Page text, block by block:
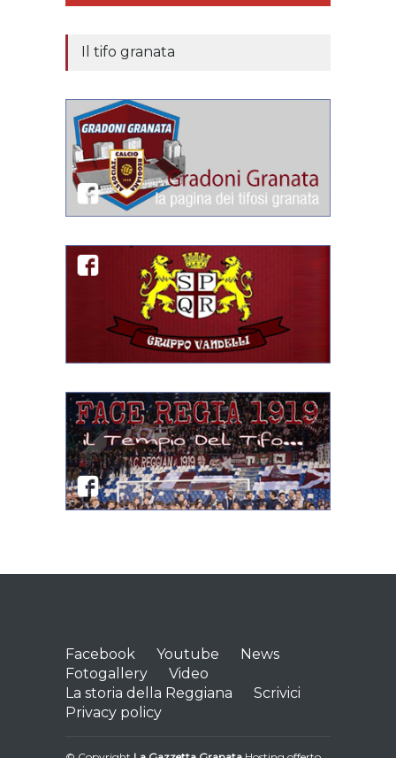
Il tifo granata
Facebook Youtube
News
Fotogallery
Video
La storia della Reggiana
Scrivici
Privacy policy